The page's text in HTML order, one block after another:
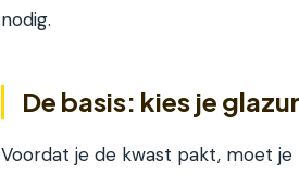
nodig.
De basis: kies je
Voordat je de kwast pakt, moet